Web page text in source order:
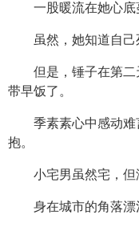
一股暖流在她心底
虽然，她知道自己
但是，锤子在第
带早饭了。
季素素心中感动
抱。
小宅男虽然宅，但
身在城市的角落漂